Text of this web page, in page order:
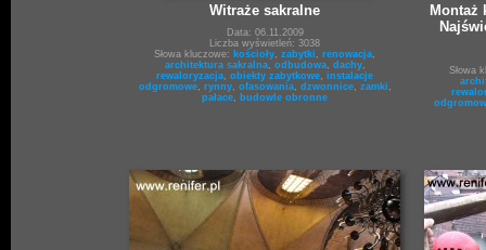
Witraże sakralne
Data: 06.11.2009
Liczba wyświetleń: 3038
Słowa kluczowe: kościoły zabytki renowacja
architektura sakralna, odbudowa, dachy,
rewaloryzacja obiekty zabytkowe instalacje
odgromowe, rynny, ofasowania, dzwonnice, zamki
pałace
budowle obronne
Montaż
Słowa